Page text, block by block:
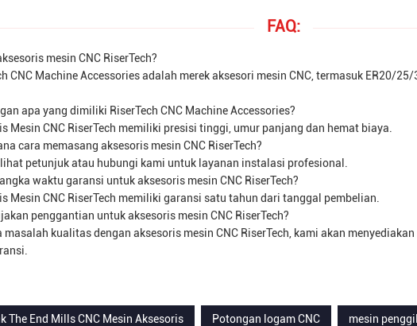
FAQ:
mesin CNC RiserTech?
CNC Machine Accessories adalah merek aksesori mesin CNC, termasuk ER20/
apa yang dimiliki RiserTech CNC Machine Accessories?
Mesin CNC RiserTech memiliki presisi tinggi, umur panjang dan hemat biaya.
cara memasang aksesoris mesin CNC RiserTech?
petunjuk atau hubungi kami untuk layanan instalasi profesional.
waktu garansi untuk aksesoris mesin CNC RiserTech?
Mesin CNC RiserTech memiliki garansi satu tahun dari tanggal pembelian.
penggantian untuk aksesoris mesin CNC RiserTech?
masalah kualitas dengan aksesoris mesin CNC RiserTech, kami akan
The End Mills CNC Mesin Aksesoris
Potongan logam CNC mesin